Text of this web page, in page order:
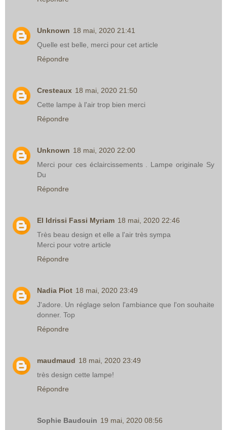
Unknown 18 mai, 2020 21:41
Quelle est belle, merci pour cet article
Répondre
Cresteaux 18 mai, 2020 21:50
Cette lampe à l'air trop bien merci
Répondre
Unknown 18 mai, 2020 22:00
Merci pour ces éclaircissements . Lampe originale Sy
Du
Répondre
El Idrissi Fassi Myriam 18 mai, 2020 22:46
Très beau design et elle a l'air très sympa
Merci pour votre article
Répondre
Nadia Piot 18 mai, 2020 23:49
J'adore. Un réglage selon l'ambiance que l'on souhaite
donner. Top
Répondre
maudmaud 18 mai, 2020 23:49
très design cette lampe!
Répondre
Sophie Baudouin 19 mai, 2020 08:56